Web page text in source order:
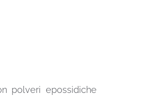
polveri epossidiche